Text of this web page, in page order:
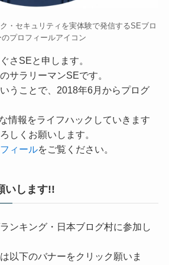
・セキュリティを実体験で発信するSEブロ
のプロフィールアイコン
さSEと申します。
サラリーマンSEです。
うことで、2018年6月からプログ
情報をライフハックしていきます
しくお願いします。
ィールをご覧ください。
いします!!
ンキング・日本ブログ村に参加し
以下のバナーをクリック願いま